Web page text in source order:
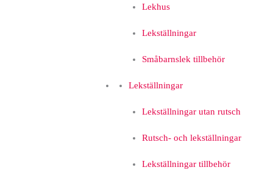
Lekhus
Lekställningar
Småbarnslek tillbehör
Lekställningar
Lekställningar utan rutsch
Rutsch- och lekställningar
Lekställningar tillbehör